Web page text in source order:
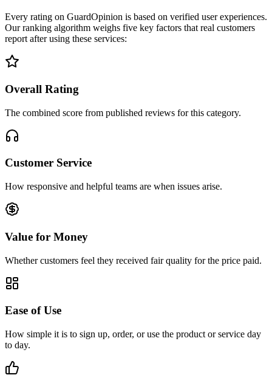
Every rating on GuardOpinion is based on verified user experiences.
Our ranking algorithm weighs five key factors that real customers
report after using these services:
Overall Rating
The combined score from published reviews for this category.
Customer Service
How responsive and helpful teams are when issues arise.
Value for Money
Whether customers feel they received fair quality for the price paid.
Ease of Use
How simple it is to sign up, order, or use the product or service day
to day.